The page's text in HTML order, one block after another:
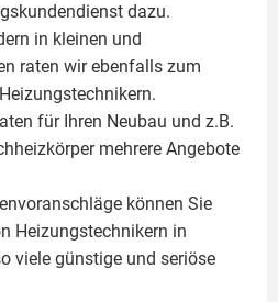
dazu.
in kleinen und
raten wir ebenfalls zum
für Ihren Neubau und z.B.
mehrere Angebote
können Sie
Heizungstechnikern in
viele günstige und seriöse